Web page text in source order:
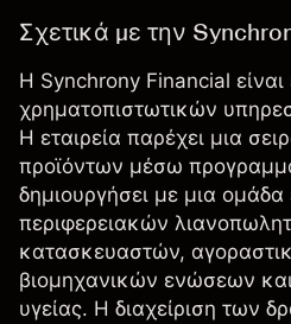
Σχετικά με την
Η Synchrony Financial είναι
χρηματοπιστωτικών
Η εταιρεία παρέχει μια
προϊόντων μέσω
δημιουργήσει με μια
περιφερειακών
κατασκευαστών,
βιομηχανικών ενώσεων
υγείας. Η διαχείριση των